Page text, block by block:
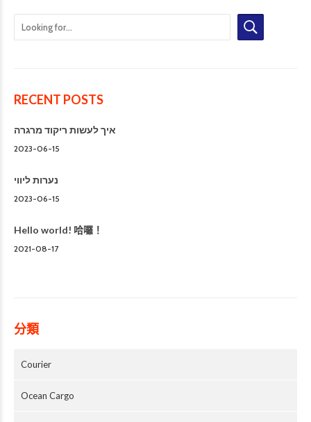
RECENT POSTS
איך לעשות ריקוד מרגרה
2023-06-15
נערות ליווי
2023-06-15
Hello world! 哈囉！
2021-08-17
分類
Courier
Ocean Cargo